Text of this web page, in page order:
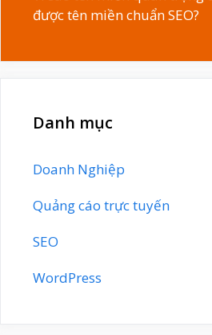
được tên miền chuẩn SEO?
Danh mục
Doanh Nghiệp
Quảng cáo trực tuyến
SEO
WordPress